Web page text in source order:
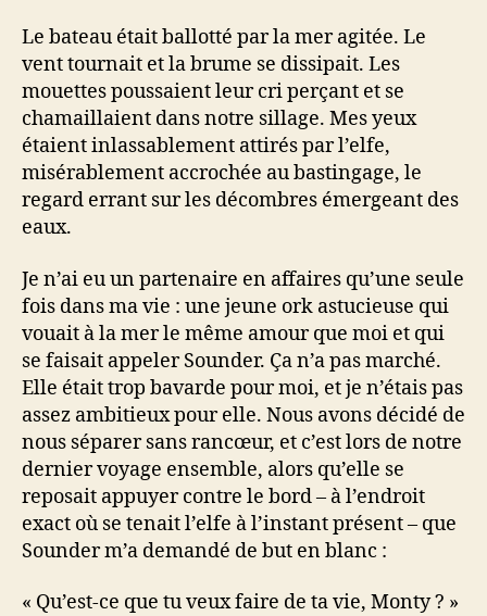
Le bateau était ballotté par la mer agitée. Le
vent tournait et la brume se dissipait. Les
mouettes poussaient leur cri perçant et se
chamaillaient dans notre sillage. Mes yeux
étaient inlassablement attirés par l’elfe,
misérablement accrochée au bastingage, le
regard errant sur les décombres émergeant des
eaux.
Je n’ai eu un partenaire en affaires qu’une seule
fois dans ma vie : une jeune ork astucieuse qui
vouait à la mer le même amour que moi et qui
se faisait appeler Sounder. Ça n’a pas marché.
Elle était trop bavarde pour moi, et je n’étais pas
assez ambitieux pour elle. Nous avons décidé de
nous séparer sans rancœur, et c’est lors de notre
dernier voyage ensemble, alors qu’elle se
reposait appuyer contre le bord – à l’endroit
exact où se tenait l’elfe à l’instant présent – que
Sounder m’a demandé de but en blanc :
« Qu’est-ce que tu veux faire de ta vie, Monty ? »